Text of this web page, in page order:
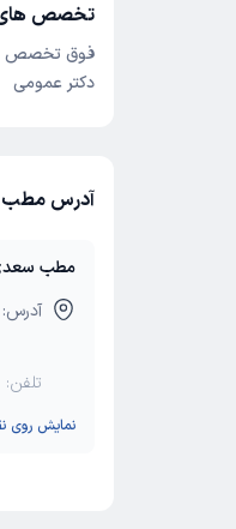
تخصص های
فوق تخصص
دکتر عمومی
آدرس مطب
مطب
آدرس:
تلفن:
نمایش روی